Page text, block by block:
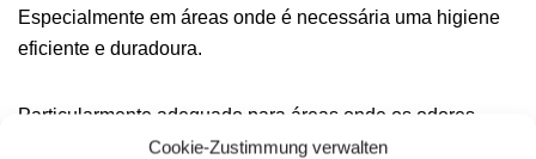
Cookie-Zustimmung verwalten
Especialmente em áreas onde é necessária uma higiene
eficiente e duradoura.
Particularmente adequado para áreas onde os odores
desagradáveis são causados por microrganismos, tais